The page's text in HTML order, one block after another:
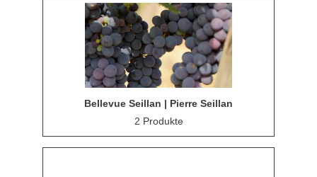
Bellevue Seillan | Pierre Seillan
2 Produkte